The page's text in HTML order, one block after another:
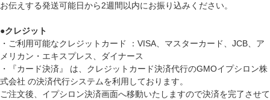
お伝えする発送可能日から2週間以内にお振り込みください。
●クレジット
・ご利用可能なクレジットカード ：VISA、マスターカード、JCB、ア
メリカン・エキスプレス、ダイナース
・『カード決済』 は、クレジットカード決済代行のGMOイプシロン株
式会社 の決済代行システムを利用しております。
ご注文後、イプシロン決済画面へ移動いたしますので決済を完了させて